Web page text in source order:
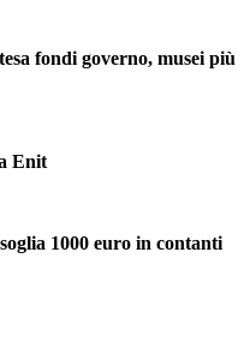
fondi governo, musei più
Enit
1000 euro in contanti